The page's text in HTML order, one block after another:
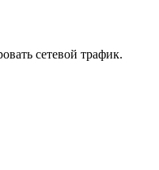
сетевой трафик.